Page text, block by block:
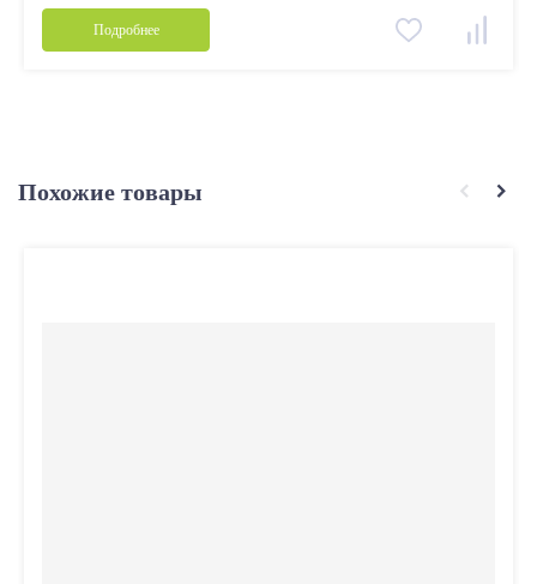
Подробнее
Похожие товары